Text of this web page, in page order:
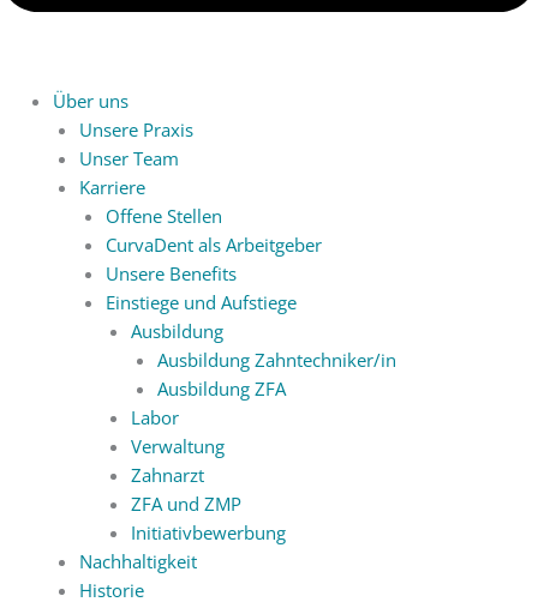
Über uns
Unsere Praxis
Unser Team
Karriere
Offene Stellen
CurvaDent als Arbeitgeber
Unsere Benefits
Einstiege und Aufstiege
Ausbildung
Ausbildung Zahntechniker/in
Ausbildung ZFA
Labor
Verwaltung
Zahnarzt
ZFA und ZMP
Initiativbewerbung
Nachhaltigkeit
Historie